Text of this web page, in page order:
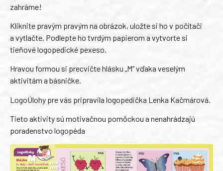
zahráme!
Kliknite pravým pravým na obrázok, uložte si ho v počítači
a vytlačte. Podlepte ho tvrdým papierom a vytvorte si
tieňové logopedické pexeso.
Hravou formou si precvičte hlásku „M“ vďaka veselým
aktivitám a básničke.
LogoÚlohy pre vás pripravila logopedička Lenka Kačmárová.
Tieto aktivity sú motivačnou pomôckou a nenahrádzajú
poradenstvo logopéda